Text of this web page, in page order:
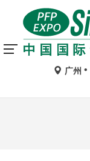
广州